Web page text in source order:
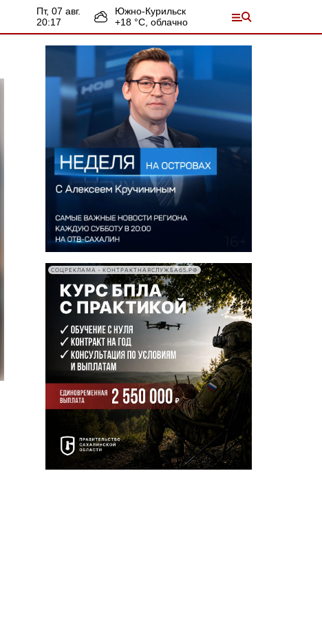
пт, 07 авг.
20:17
Южно-Курильск
+18 °С, облачно
СОЦРЕКЛАМА • КОНТРАКТНАЯСЛУЖБА65.РФ